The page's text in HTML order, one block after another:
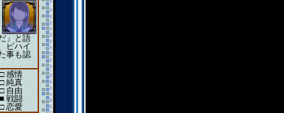
」と語
ビハイ
事も認
感情
純真
自由
戦闘
恋愛